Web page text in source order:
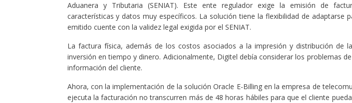
Aduanera y Tributaria (SENIAT). Este ente regulador exige la emisión de
características y datos muy específicos. La solución tiene la flexibilidad de adaptarse
emitido cuente con la validez legal exigida por el SENIAT.
La factura física, además de los costos asociados a la impresión y distribución de
inversión en tiempo y dinero. Adicionalmente, Digitel debía considerar los problemas
información del cliente.
Ahora, con la implementación de la solución Oracle E-Billing en la empresa de
ejecuta la facturación no transcurren más de 48 horas hábiles para que el cliente